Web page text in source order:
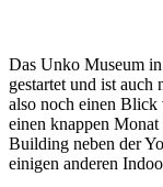
Das Unko Museum
gestartet und ist
also noch einen
einen knappen
Building neben der
einigen anderen